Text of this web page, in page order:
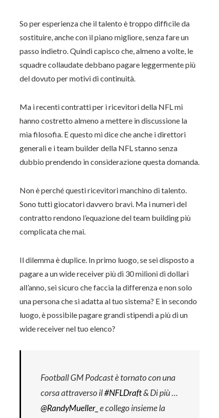
So per esperienza che il talento è troppo difficile da
sostituire, anche con il piano migliore, senza fare un
passo indietro. Quindi capisco che, almeno a volte, le
squadre collaudate debbano pagare leggermente più
del dovuto per motivi di continuità.
Ma i recenti contratti per i ricevitori della NFL mi
hanno costretto almeno a mettere in discussione la
mia filosofia. E questo mi dice che anche i direttori
generali e i team builder della NFL stanno senza
dubbio prendendo in considerazione questa domanda.
Non è perché questi ricevitori manchino di talento.
Sono tutti giocatori davvero bravi. Ma i numeri del
contratto rendono l’equazione del team building più
complicata che mai.
Il dilemma è duplice. In primo luogo, se sei disposto a
pagare a un wide receiver più di 30 milioni di dollari
all’anno, sei sicuro che faccia la differenza e non solo
una persona che si adatta al tuo sistema? E in secondo
luogo, è possibile pagare grandi stipendi a più di un
wide receiver nel tuo elenco?
Football GM Podcast è tornato con una
corsa attraverso il#NFLDraft& Di più …
@RandyMueller_ e collego insieme la